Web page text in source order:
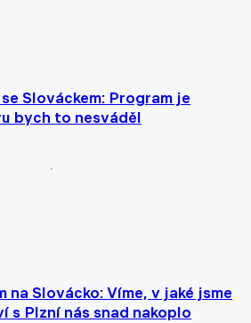
Slováckem: Program je
bych to nesváděl
na Slovácko: Víme, v jaké jsme
Plzní nás snad nakoplo